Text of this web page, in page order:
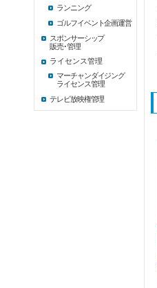
ランニング
ゴルフイベント企画運営
スポンサーシップ
販売･管理
ライセンス管理
マーチャンダイジング
ライセンス管理
テレビ放映権管理